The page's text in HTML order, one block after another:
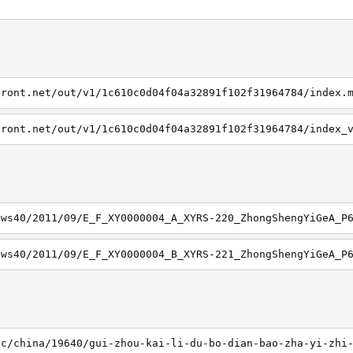
out/v1/1c610c0d04f04a32891f102f31964784/
09/E_F_XY0000004_A_XYRS-
09/E_F_XY0000004_B_XYRS-
sc/china/19640/gui-zhou-kai-li-du-bo-dian-bao-zha-yi-